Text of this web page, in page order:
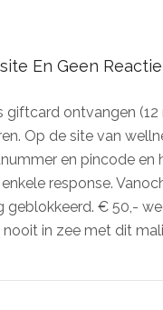
En Geen
ontvangen
Op de site van
en pincode en
response.
€ 50,-
in zee met dit